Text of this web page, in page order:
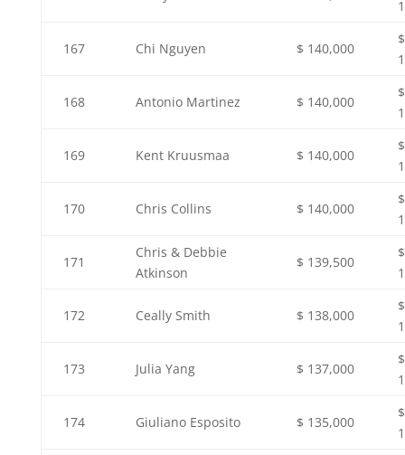
167 Chi Nguyen $ 140,000
$
168 Antonio Martinez $ 140,000
$
169 Kent Kruusmaa $ 140,000
$
170 Chris Collins $ 140,000
$
171
Chris & Debbie
Atkinson
$ 139,500
$
172 Ceally Smith $ 138,000
$
173 Julia Yang $ 137,000
$
174 Giuliano Esposito $ 135,000
$